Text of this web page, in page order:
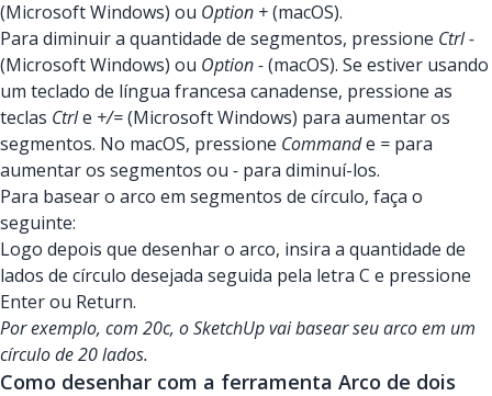
(Microsoft Windows) ou Option +(macOS).
Para diminuir a quantidade de segmentos, pressione Ctrl -
(Microsoft Windows) ou Option -(macOS). Se estiver usando
um teclado de língua francesa canadense, pressione as
teclas Ctrle +/=(Microsoft Windows) para aumentar os
segmentos. No macOS, pressione Commande = para
aumentar os segmentos ou - para diminuí-los.
Para basear o arco em segmentos de círculo, faça o
seguinte:
Logo depois que desenhar o arco, insira a quantidade de
lados de círculo desejada seguida pela letra C e pressione
Enter ou Return.
Por exemplo, com 20c, o SketchUp vai basear seu arco em um
círculo de 20 lados.
Como desenhar com a ferramenta Arco de dois